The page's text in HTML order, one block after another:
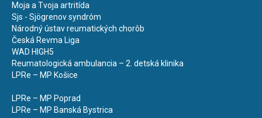
Moja a Tvoja artritída
Sjs - Sjögrenov syndróm
Národný ústav reumatických chorôb
Česká Revma Liga
WAD HIGH5
Reumatologická ambulancia – 2. detská klinika
LPRe – MP Košice
LPRe – MP Poprad
LPRe – MP Banská Bystrica